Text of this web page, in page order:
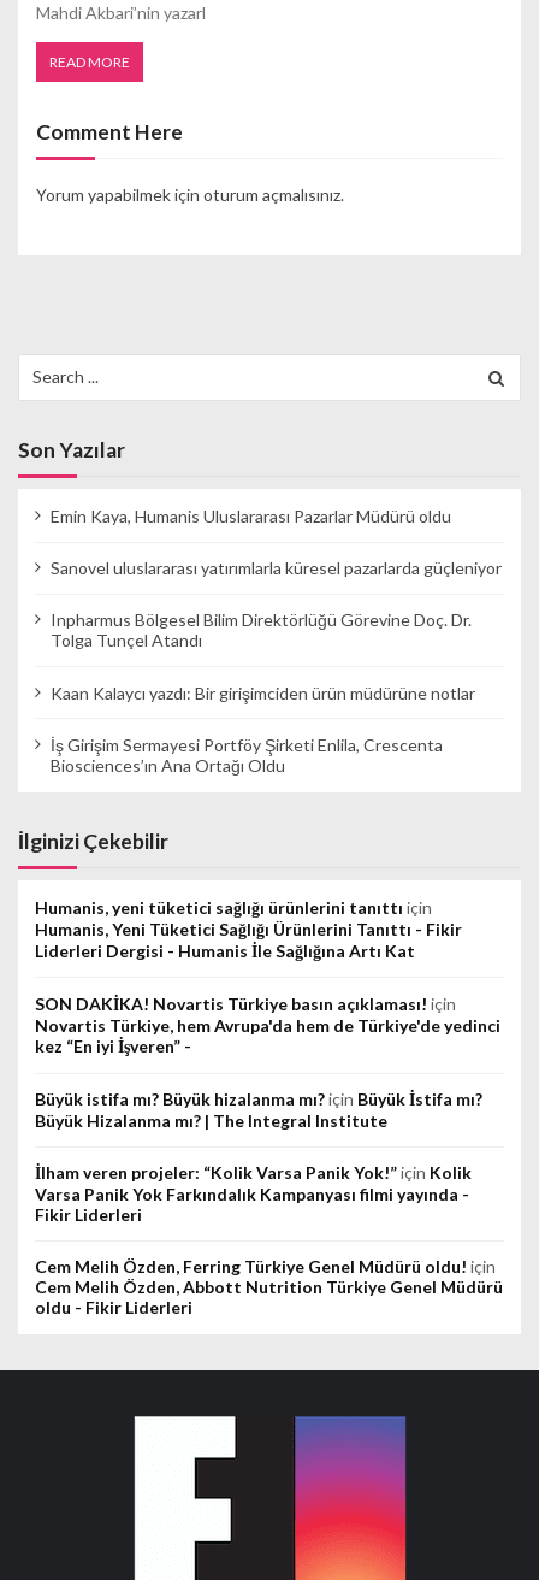
Mahdi Akbari’nin yazarl
READ MORE
Comment Here
Yorum yapabilmek için oturum açmalısınız.
for:
Son Yazılar
Emin Kaya, Humanis Uluslararası Pazarlar Müdürü oldu
Sanovel uluslararası yatırımlarla küresel pazarlarda güçleniyor
Inpharmus Bölgesel Bilim Direktörlüğü Görevine Doç. Dr.
Tolga Tunçel Atandı
Kaan Kalaycı yazdı: Bir girişimciden ürün müdürüne notlar
İş Girişim Sermayesi Portföy Şirketi Enlila, Crescenta
Biosciences’ın Ana Ortağı Oldu
İlginizi Çekebilir
Humanis, yeni tüketici sağlığı ürünlerini tanıttı için
Humanis, Yeni Tüketici Sağlığı Ürünlerini Tanıttı - Fikir
Liderleri Dergisi - Humanis İle Sağlığına Artı Kat
SON DAKİKA! Novartis Türkiye basın açıklaması! için
Novartis Türkiye, hem Avrupa'da hem de Türkiye'de yedinci
kez “En iyi İşveren” -
Büyük istifa mı? Büyük hizalanma mı?için Büyük İstifa mı?
Büyük Hizalanma mı? | The Integral Institute
İlham veren projeler: “Kolik Varsa Panik Yok!”için Kolik
Varsa Panik Yok Farkındalık Kampanyası filmi yayında -
Fikir Liderleri
Cem Melih Özden, Ferring Türkiye Genel Müdürü oldu! için
Cem Melih Özden, Abbott Nutrition Türkiye Genel Müdürü
oldu - Fikir Liderleri